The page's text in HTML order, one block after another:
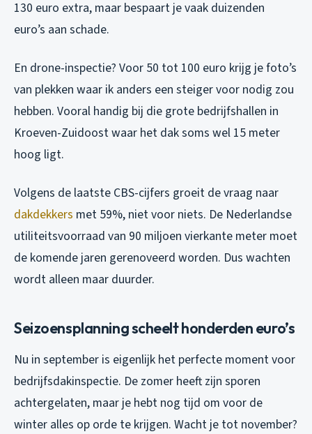
130 euro extra, maar bespaart je vaak duizenden
euro’s aan schade.
En drone-inspectie? Voor 50 tot 100 euro krijg je foto’s
van plekken waar ik anders een steiger voor nodig zou
hebben. Vooral handig bij die grote bedrijfshallen in
Kroeven-Zuidoost waar het dak soms wel 15 meter
hoog ligt.
Volgens de laatste CBS-cijfers groeit de vraag naar
dakdekkers met 59%, niet voor niets. De Nederlandse
utiliteitsvoorraad van 90 miljoen vierkante meter moet
de komende jaren gerenoveerd worden. Dus wachten
wordt alleen maar duurder.
Seizoensplanning scheelt honderden euro’s
Nu in september is eigenlijk het perfecte moment voor
bedrijfsdakinspectie. De zomer heeft zijn sporen
achtergelaten, maar je hebt nog tijd om voor de
winter alles op orde te krijgen. Wacht je tot november?